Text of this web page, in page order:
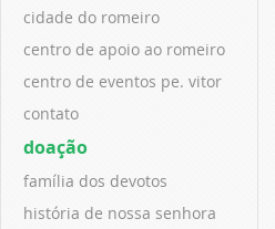
cidade do romeiro
centro de apoio ao romeiro
centro de eventos pe. vitor
contato
doação
família dos devotos
história de nossa senhora